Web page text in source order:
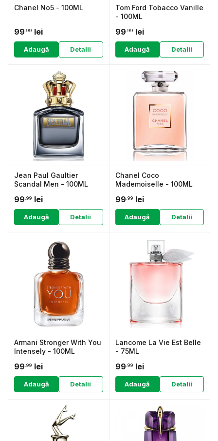
Chanel No5 - 100ML
99 .99 lei
Adaugă Detalii
Tom Ford Tobacco Vanille
- 100ML
99 .99 lei
Adaugă Detalii
Jean Paul Gaultier
Scandal Men - 100ML
99 .99 lei
Adaugă Detalii
Chanel Coco
Mademoiselle - 100ML
99 .99 lei
Adaugă Detalii
Armani Stronger With You
Intensely - 100ML
99 .99 lei
Adaugă Detalii
Lancome La Vie Est Belle
- 75ML
99 .99 lei
Adaugă Detalii